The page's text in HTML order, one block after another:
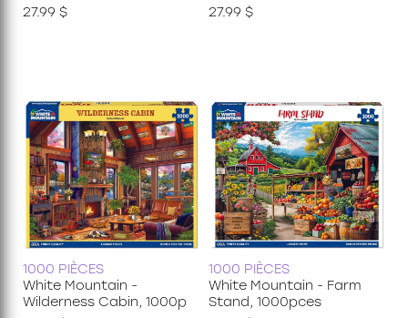
27.99 $
27.99 $
1000 PIÈCES
White Mountain -
Wilderness Cabin, 1000p
1000 PIÈCES
White Mountain - Farm
Stand, 1000pces